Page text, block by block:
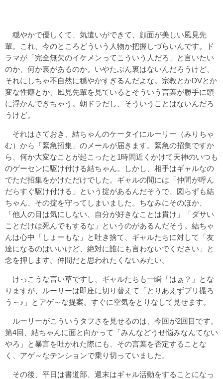
穏やかで優しくて、気遣いができて、顔面が美しい風見先
輩。これ、今のところどういう人物か把握しづらいんです。ド
ラマが「完全無欠のイケメンってこういう人だろ」と言いたい
のか、何か裏があるのか。いやたぶん裏はないんだろうけど、
それにしちゃ不自然に穏やかすぎるんだよな。宗教とかDVとか
変な性癖とか、風見先輩を見ているとそういう言葉が勝手に頭
に浮かんできちゃう。朝ドラだし、そういうことはないんだろ
うけど。
それはさておき、結ちゃんのケータイにルーリー（みりちゃ
む）から「緊急招集」のメールが届きます。緊急の招集ですか
ら、何か大変なことが起こったと1時間近くかけて天神のいつも
のゲーセンに駆け付ける結ちゃん。しかし、相手はギャルなの
でただ招集をかけただけでした。ギャルの間には「仲間が呼ん
だらすぐ駆け付ける」という掟があるんだそうで、図らずも結
ちゃん、その掟を守ってしまいました。ちなみにそのほか、
「他人の目は気にしない、自分が好きなことは貫け」「ダサい
ことだけは死んでもするな」というのがあるんだそう。結ちゃ
んは心中「しょーもな」と吐き捨て、ギャルたちに対して「友
達になるのはいいけど、絶対に誰にも言わないでください」と
念を押します。仲間だと思われたくないみたい。
けっこうな言い草ですし、ギャルたちも一瞬「はぁ？」とな
りますが、ルーリーは即座に切り替えて「とりあえずプリ撮ろ
う～♪」とアゲ～な提案。すぐに空気をとりなして見せます。
ルーリーがこういうタフさを見せるのは、今回が2回目です。
第4回、結ちゃんに面と向かって「みんなどうせ悩みなんてない
やろ」と暴言を吐かれた際にも、その言葉を否定することな
く、アゲ～なテンションで乗り切っていました。
その後、平日は書道部、週末はギャル活動をすることになっ